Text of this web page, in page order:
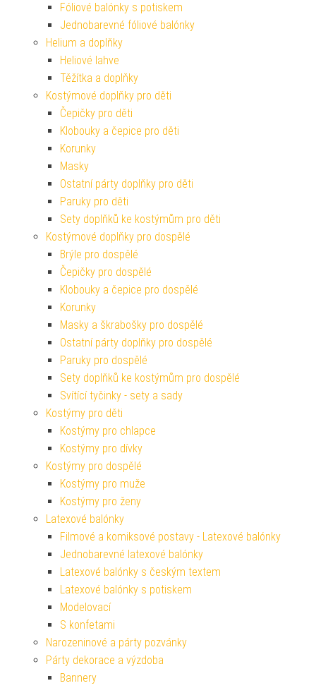
Fóliové balónky s potiskem
Jednobarevné fóliové balónky
Helium a doplňky
Heliové lahve
Těžítka a doplňky
Kostýmové doplňky pro děti
Čepičky pro děti
Klobouky a čepice pro děti
Korunky
Masky
Ostatní párty doplňky pro děti
Paruky pro děti
Sety doplňků ke kostýmům pro děti
Kostýmové doplňky pro dospělé
Brýle pro dospělé
Čepičky pro dospělé
Klobouky a čepice pro dospělé
Korunky
Masky a škrabošky pro dospělé
Ostatní párty doplňky pro dospělé
Paruky pro dospělé
Sety doplňků ke kostýmům pro dospělé
Svítící tyčinky - sety a sady
Kostýmy pro děti
Kostýmy pro chlapce
Kostýmy pro dívky
Kostýmy pro dospělé
Kostýmy pro muže
Kostýmy pro ženy
Latexové balónky
Filmové a komiksové postavy - Latexové balónky
Jednobarevné latexové balónky
Latexové balónky s českým textem
Latexové balónky s potiskem
Modelovací
S konfetami
Narozeninové a párty pozvánky
Párty dekorace a výzdoba
Bannery